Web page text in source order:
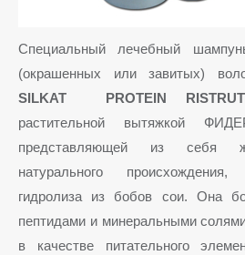
Специальный лечебный
(окрашенных или завитых)
SILKAT PROTEIN
растительной вытяжкой
представляющей из себя
натурального
гидролиза из бобов сои. Она
пептидами и минеральными
в качестве питательного